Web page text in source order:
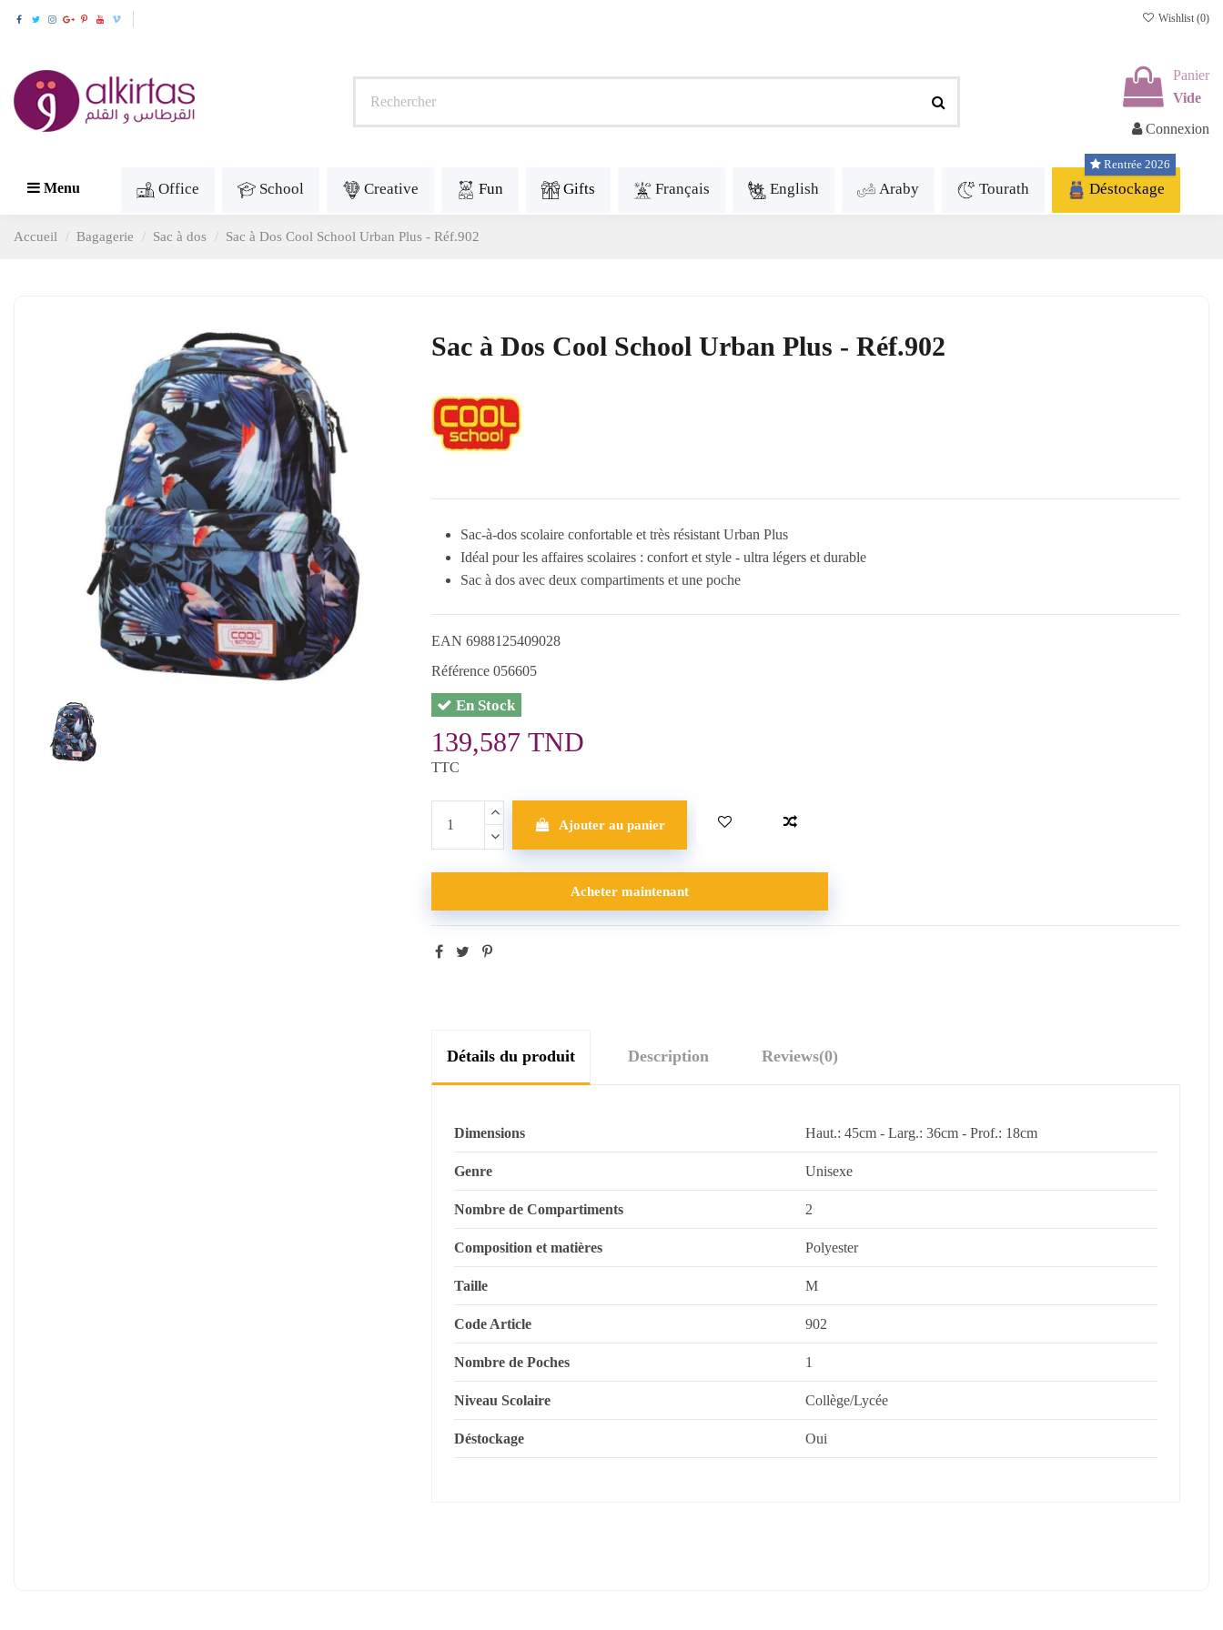
Wishlist (0)
Panier
Vide
Connexion
Menu Office School Creative Fun Gifts Français English Araby Tourath Déstockage
Rentrée 2026
Accueil Bagagerie Sac à dos Sac à Dos Cool School Urban Plus - Réf.902
Sac à Dos Cool School Urban Plus - Réf.902
Sac-à-dos scolaire confortable et très résistant Urban Plus
Idéal pour les affaires scolaires : confort et style - ultra légers et durable
Sac à dos avec deux compartiments et une poche
EAN 6988125409028
Référence 056605
En Stock
139,587 TND
TTC
Ajouter au panier
Acheter maintenant
Détails du produit Description Reviews(0)
Dimensions Haut.: 45cm - Larg.: 36cm - Prof.: 18cm
Genre Unisexe
Nombre de Compartiments 2
Composition et matières Polyester
Taille M
Code Article 902
Nombre de Poches 1
Niveau Scolaire Collège/Lycée
Déstockage Oui